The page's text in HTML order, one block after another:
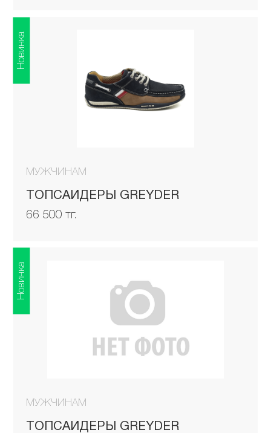
МУЖЧИНАМ
ТОПСАЙДЕРЫ GREYDER
66 500 тг.
Новинка
МУЖЧИНАМ
ТОПСАЙДЕРЫ GREYDER
Новинка